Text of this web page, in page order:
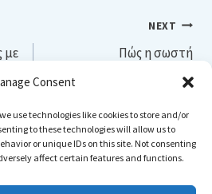
Consent
use technologies like cookies to store and/or
to these technologies will allow us to
or unique IDs on this site. Not consenting
affect certain features and functions.
με
NEXT
Πώς η σωστή
παγωτομηχανή μπορεί
σας!